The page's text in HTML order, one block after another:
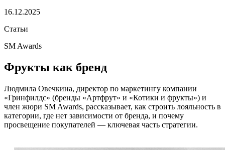
16.12.2025
Статьи
SM Awards
Фрукты как бренд
Людмила Овечкина, директор по маркетингу компании
«Гринфилдс» (бренды «Артфрут» и «Котики и фрукты») и
член жюри SM Awards, рассказывает, как строить лояльность в
категории, где нет зависимости от бренда, и почему
просвещение покупателей — ключевая часть стратегии.